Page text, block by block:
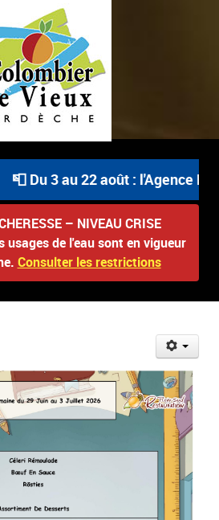
📮 Du 3 au 22 août : l'Agence
– NIVEAU CRISE
usages de l'eau sont en vigueur
Consulter les restrictions